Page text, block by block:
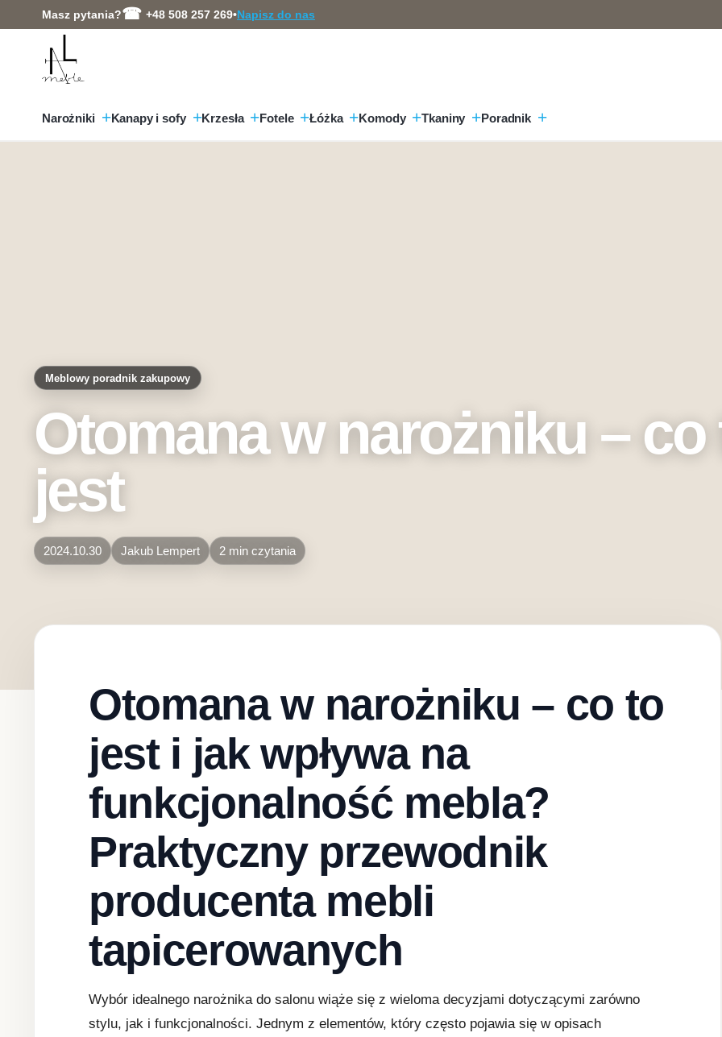
do
Masz pytania? +48 508 257 269•Napisz do nas
Narożniki Kanapy i sofy Krzesła Fotele Łóżka Komody Tkaniny Poradnik
Meblowy poradnik zakupowy
Otomana w narożniku – co
jest
2024.10.30 Jakub Lempert 2 min czytania
Otomana w narożniku – co to
jest i jak wpływa na
funkcjonalność mebla?
Praktyczny przewodnik
producenta mebli
tapicerowanych
Wybór idealnego narożnika do salonu wiąże się z wieloma decyzjami dotyczącymi zarówno
stylu, jak i funkcjonalności. Jednym z elementów, który często pojawia się w opisach